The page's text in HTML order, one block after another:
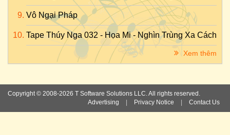
Vô Ngại Pháp
Tape Thúy Nga 032 - Họa Mi - Nghìn Trùng Xa Cách
Xem thêm
Copyright © 2008-2026 T Software Solutions LLC. All rights reserved.
Advertising
Privacy Notice Contact Us